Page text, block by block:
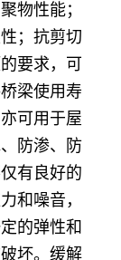
物性能；
；抗剪切
要求，可
梁使用寿
可用于屋
防渗、防
有良好的
和噪音，
的弹性和
坏。缓解